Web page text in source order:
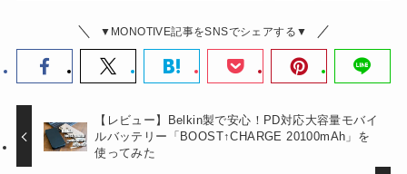
▼MONOTIVE記事をSNSでシェアする▼
【レビュー】Belkin製で安心！PD対応大容量モバイ
ルバッテリー「BOOST↑CHARGE 20100mAh」を
使ってみた